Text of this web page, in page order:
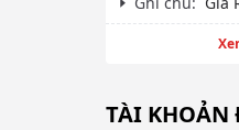
TÀI KHOẢN